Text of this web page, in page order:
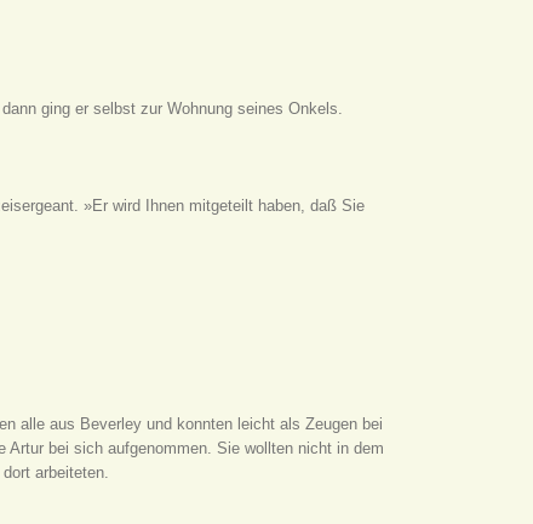
ging er selbst zur Wohnung seines Onkels.
»Er wird Ihnen mitgeteilt haben, daß Sie
alle aus Beverley und konnten leicht als Zeugen bei
Artur bei sich aufgenommen. Sie wollten nicht in dem
arbeiteten.